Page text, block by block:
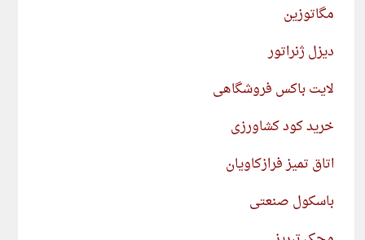
مگاتوزین
دیزل ژنراتور
لایت باکس فروشگاهی
خرید کود کشاورزی
اتاق تمیز فرازکاویان
باسکول صنعتی